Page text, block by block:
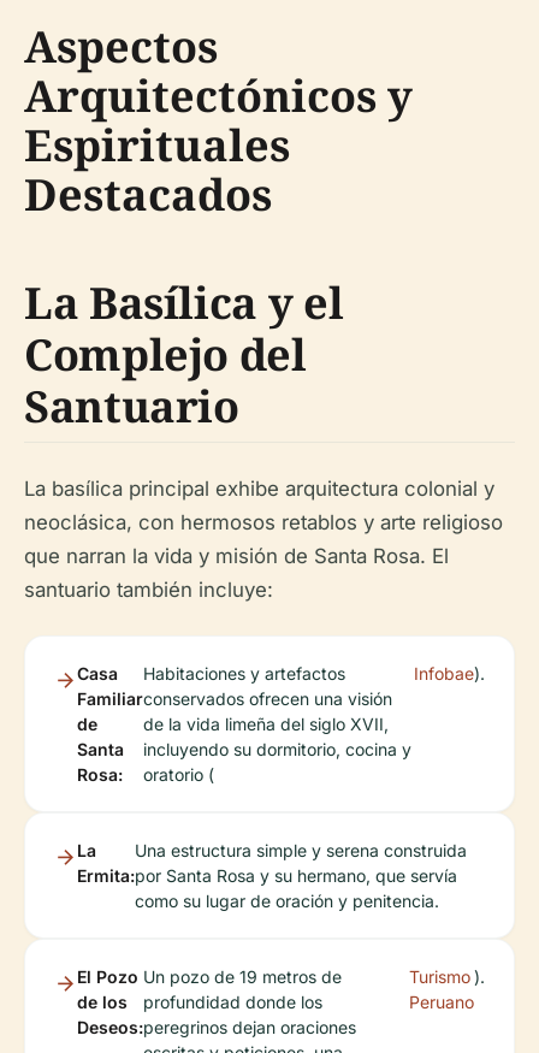
Aspectos
Arquitectónicos y
Espirituales
Destacados
La Basílica y el
Complejo del
Santuario
La basílica principal exhibe arquitectura colonial y
neoclásica, con hermosos retablos y arte religioso
que narran la vida y misión de Santa Rosa. El
santuario también incluye:
Casa
Familiar
de
Santa
Rosa:
Habitaciones y artefactos
conservados ofrecen una visión
de la vida limeña del siglo XVII,
incluyendo su dormitorio, cocina y
oratorio (
Infobae).
La
Ermita:
Una estructura simple y serena construida
por Santa Rosa y su hermano, que servía
como su lugar de oración y penitencia.
El Pozo
de los
Deseos:
Un pozo de 19 metros de
profundidad donde los
peregrinos dejan oraciones
Turismo
Peruano
).